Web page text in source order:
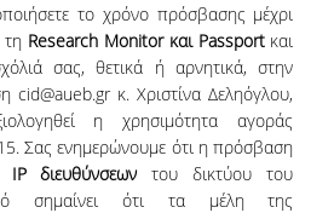
ΕΚΠΑΙΔΕΥΤΙΚΕΣ
ΠΑΡΟΥΣΙΑΣΕΙΣ -
ΕΚΔΗΛΩΣΕΙΣ
ΠΡΟΣΒΑΣΙΜΟΤΗΤΑ
ΕΡΓΑΛΕΙΑ
το χρόνο πρόσβασης μέχρι
Research Monitor και Passportκαι
σας, θετικά ή αρνητικά, στην
cid@aueb.gr κ. Χριστίνα Δεληόγλου,
η χρησιμότητα αγοράς
Σας ενημερώνουμε ότι η πρόσβαση
IP διευθύνσεων του δικτύου του
σημαίνει ότι τα μέλη της